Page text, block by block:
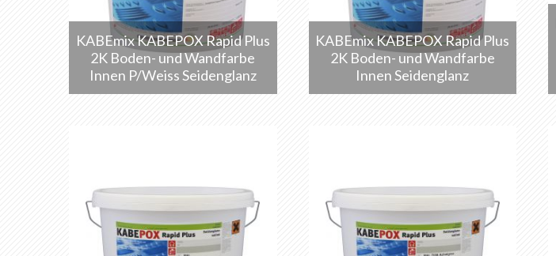
KABEmix KABEPOX Rapid Plus
2K Boden- und Wandfarbe
Innen P/Weiss Seidenglanz
KABEmix KABEPOX Rapid Plus
2K Boden- und Wandfarbe
Innen Seidenglanz